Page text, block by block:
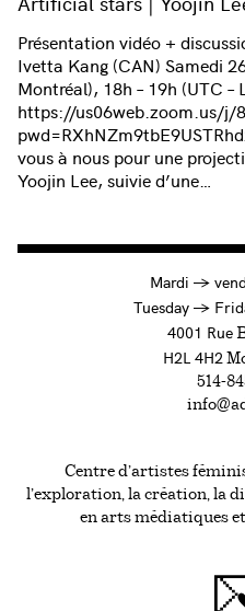
Présentation vidéo +
Ivetta Kang (CAN) Samedi
Montréal), 18h – 19h (UTC –
https://us06web.zoom.us/j/
vous à nous pour une
Yoojin Lee, suivie d’une…
Mardi →à
Tuesday →to
4001 Rue
H2L 4H2
514-
Centre d’artistes
l’exploration, la création, la
en arts médiatiques